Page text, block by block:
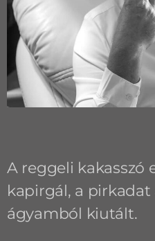
A reggeli kakasszó
kapirgál, a pirkadat
ágyamból kiutált.